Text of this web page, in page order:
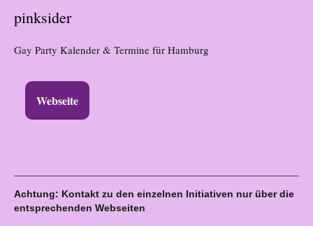
pinksider
Gay Party Kalender & Termine für Hamburg
Webseite
Achtung: Kontakt zu den einzelnen Initiativen nur über die
entsprechenden Webseiten